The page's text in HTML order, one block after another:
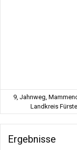
9, Jahnweg,
Landkreis
Ergebnisse